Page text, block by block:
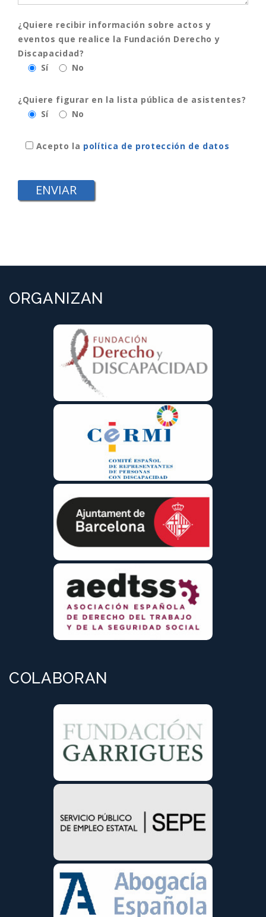
¿Quiere recibir información sobre actos y
eventos que realice la Fundación Derecho y
Discapacidad?
Sí
No
¿Quiere figurar en la lista pública de asistentes?
Sí
No
Acepto la política de protección de datos
ORGANIZAN
COLABORAN